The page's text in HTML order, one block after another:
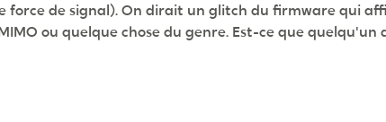
force de signal). On dirait un glitch du firmware qui
ou quelque chose du genre. Est-ce que quelqu'un